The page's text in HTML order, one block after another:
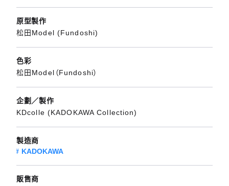
原型製作
松田Model (Fundoshi)
色彩
松田Model（Fundoshi）
企劃／製作
KDcolle (KADOKAWA Collection)
製造商
KADOKAWA
販售商